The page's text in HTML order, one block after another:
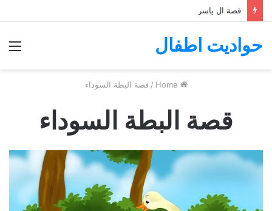
قصة ال ياسر
حواديت اطفال
/ قصة البطة السوداء
قصة البطة السوداء